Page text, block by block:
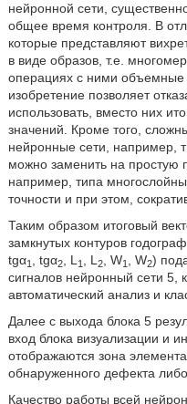
нейронной сети,
общее время контроля. В
которые представляют
в виде образов, т.е.
операциях с ними объемные
изобретение позволяет
использовать, вместо них
значений. Кроме того,
нейронные сети, например,
можно заменить на простую
например, типа
точности и при этом,
Таким образом итоговый
замкнутых контуров
tgα1 , tgα2, L 1 , L 2, W1 , W2)
сигналов нейронный сети 5,
автоматический анализ и
Далее с выхода блока 5
вход блока визуализации и
отображаются зона
обнаруженного дефекта либо
Качество работы всей